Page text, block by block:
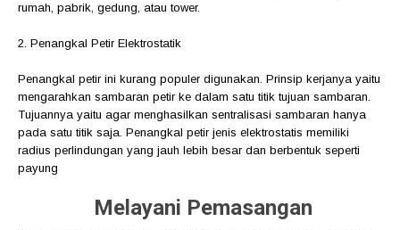
rumah, pabrik, gedung, atau tower.
2. Penangkal Petir Elektrostatik
Penangkal petir ini kurang populer digunakan. Prinsip kerjanya yaitu
mengarahkan sambaran petir ke dalam satu titik tujuan sambaran.
Tujuannya yaitu agar menghasilkan sentralisasi sambaran hanya
pada satu titik saja. Penangkal petir jenis elektrostatis memiliki
radius perlindungan yang jauh lebih besar dan berbentuk seperti
payung
Melayani Pemasangan